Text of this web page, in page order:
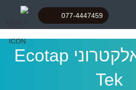
077-4447459
ברז מים אלקטרוני Ecotap
Tek